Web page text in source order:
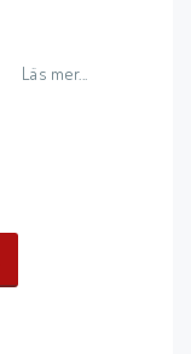
Läs mer...